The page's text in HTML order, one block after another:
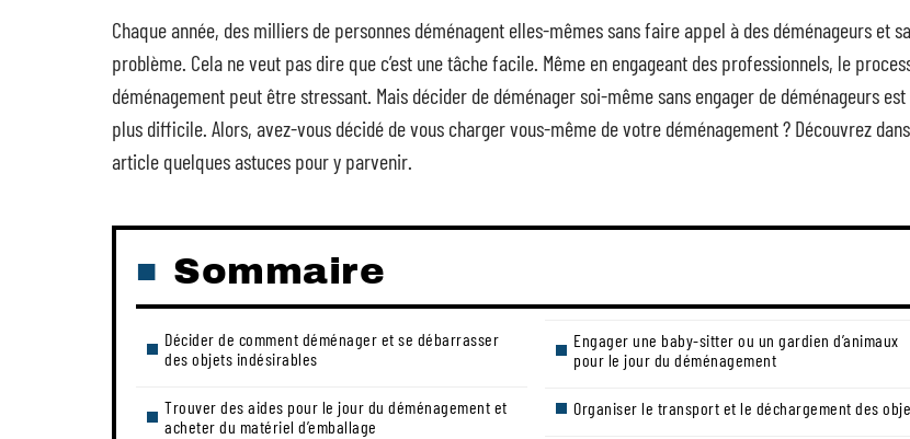
Chaque année, des milliers de personnes déménagent elles-mêmes sans faire appel à des déménageurs et
problème. Cela ne veut pas dire que c’est une tâche facile. Même en engageant des professionnels, le
déménagement peut être stressant. Mais décider de déménager soi-même sans engager de déménageurs
plus difficile. Alors, avez-vous décidé de vous charger vous-même de votre déménagement ? Découvrez
article quelques astuces pour y parvenir.
Sommaire
Décider de comment déménager et se débarrasser
des objets indésirables
Trouver des aides pour le jour du déménagement et
acheter du matériel d’emballage
Engager une baby-sitter ou un gardien d’animaux
pour le jour du déménagement
Organiser le transport et le déchargement des